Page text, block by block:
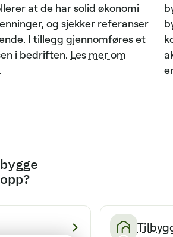
at de har solid økonomi
og sjekker referanser
I tillegg gjennomføres et
i bedriften. Les mer om
.